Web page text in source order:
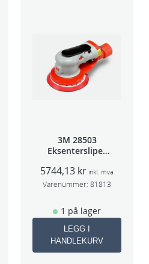
3M 28503
Eksentersliper
5mm slag
75mm
5744,13 kr inkl. mva
Varenummer: 81813
1 på lager
LEGG I
HANDLEKURV